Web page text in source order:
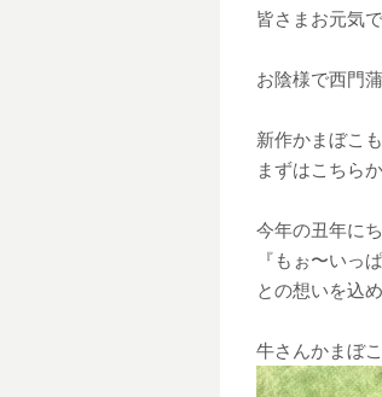
皆さまお元気
お陰様で西門
新作かまぼこ
まずはこちら
今年の丑年に
『もぉ〜いっ
との想いを込め
牛さんかまぼ